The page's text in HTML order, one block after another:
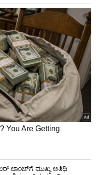
ಮುಂದೆಯೇ ತಮ್ಮ
ಕುಟುಂಬದ
ಮೂಲಕ
ವೈರಲ್ ಆಗುತ್ತಿವೆ.